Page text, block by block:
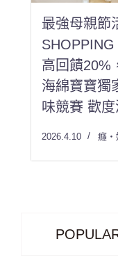
最強母親節
高回饋20%
海綿寶寶獨
味競賽 歡度
2026.4.10 癮・